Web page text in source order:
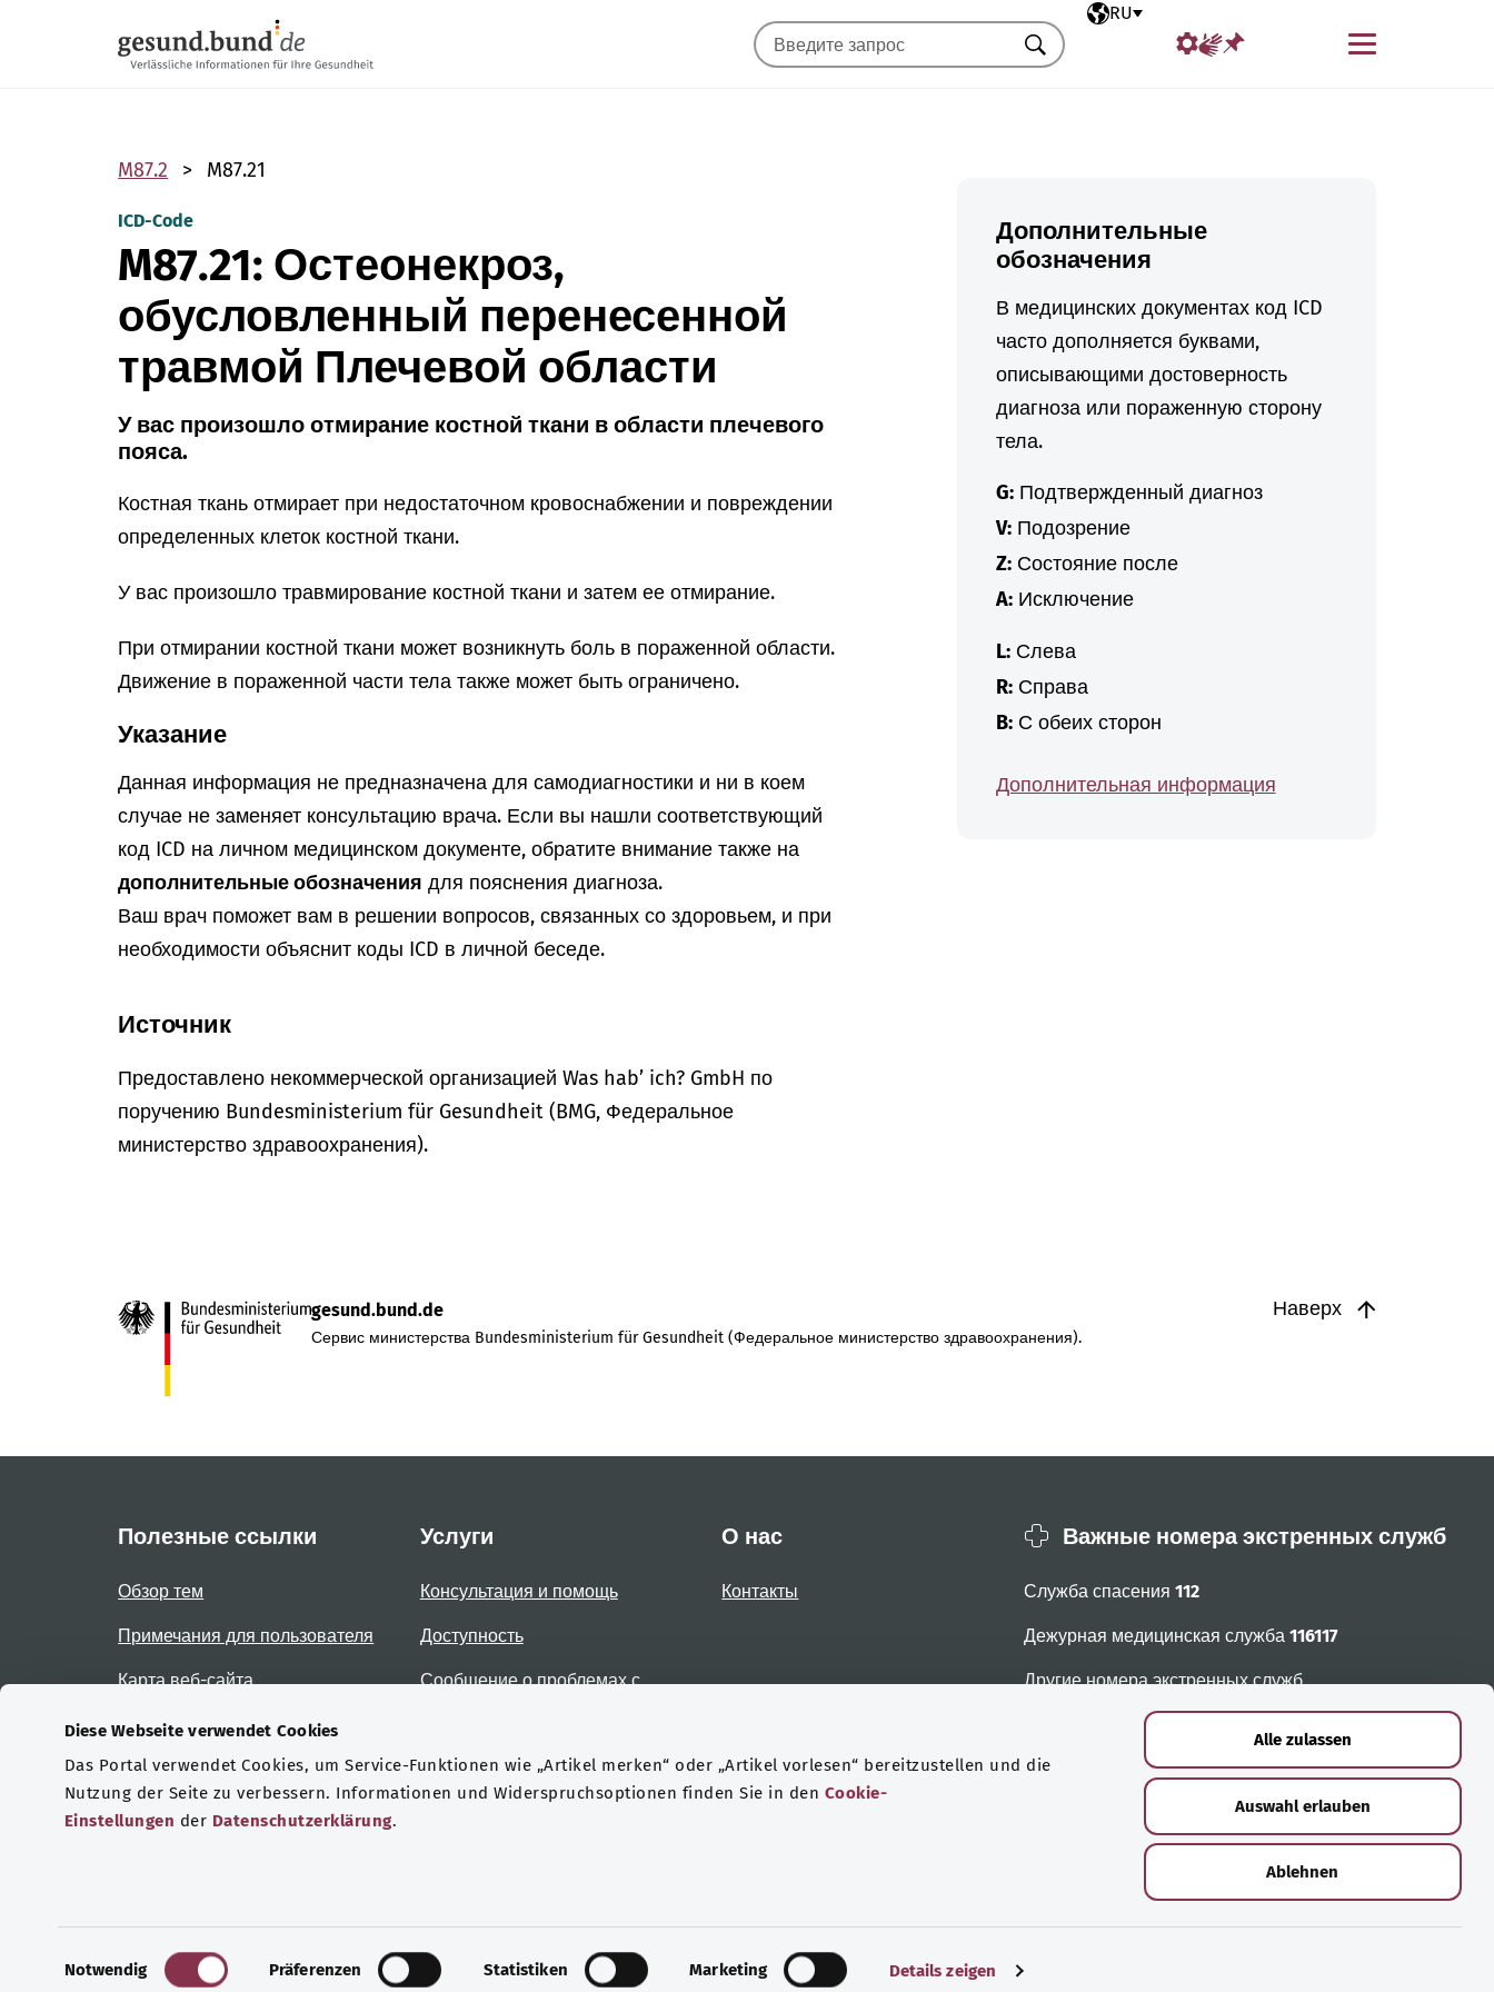
Diese Webseite verwendet Cookies
Das Portal verwendet Cookies, um Service-Funktionen wie „Artikel merken“ oder „Artikel vorlesen“ bereitzustellen und die
Nutzung der Seite zu verbessern. Informationen und Widerspruchsoptionen finden Sie in den Cookie-
Einstellungen der Datenschutzerklärung.
Notwendig Präferenzen Statistiken Marketing Details zeigen
Alle zulassen
Auswahl erlauben
Ablehnen
Выбранный язык
RU
Меню
Искать
M87.2 M87.21
ICD-Code
M87.21: Остеонекроз,
обусловленный перенесенной
травмой Плечевой области
У вас произошло отмирание костной ткани в области плечевого
пояса.
Костная ткань отмирает при недостаточном кровоснабжении и повреждении
определенных клеток костной ткани.
У вас произошло травмирование костной ткани и затем ее отмирание.
При отмирании костной ткани может возникнуть боль в пораженной области.
Движение в пораженной части тела также может быть ограничено.
Указание
Данная информация не предназначена для самодиагностики и ни в коем
случае не заменяет консультацию врача. Если вы нашли соответствующий
код ICD на личном медицинском документе, обратите внимание также на
дополнительные обозначения для пояснения диагноза.
Ваш врач поможет вам в решении вопросов, связанных со здоровьем, и при
необходимости объяснит коды ICD в личной беседе.
Источник
Предоставлено некоммерческой организацией Was hab’ ich? GmbH по
поручению Bundesministerium für Gesundheit (BMG, Федеральное
министерство здравоохранения).
Дополнительные
обозначения
В медицинских документах код ICD
часто дополняется буквами,
описывающими достоверность
диагноза или пораженную сторону
тела.
G:Подтвержденный диагноз
V:Подозрение
Z:Состояние после
A:Исключение
L:Слева
R:Справа
B:С обеих сторон
Дополнительная информация
Наверх
gesund.bund.de
Сервис министерства Bundesministerium für Gesundheit (Федеральное министерство здравоохранения).
Полезные ссылки
Обзор тем
Примечания для пользователя
Карта веб-сайта
Услуги
Консультация и помощь
Доступность
Сообщение о проблемах с
О нас
Контакты
Важные номера экстренных служб
Служба спасения 112
Дежурная медицинская служба 116117
Другие номера экстренных служб
Сертификаты
© 2026 Bundesministerium für Gesundheit. Защита данных Выходные данные